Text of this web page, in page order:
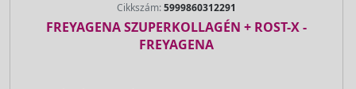
Cikkszám:5999860312291
FREYAGENA SZUPERKOLLAGÉN + ROST-X -
FREYAGENA